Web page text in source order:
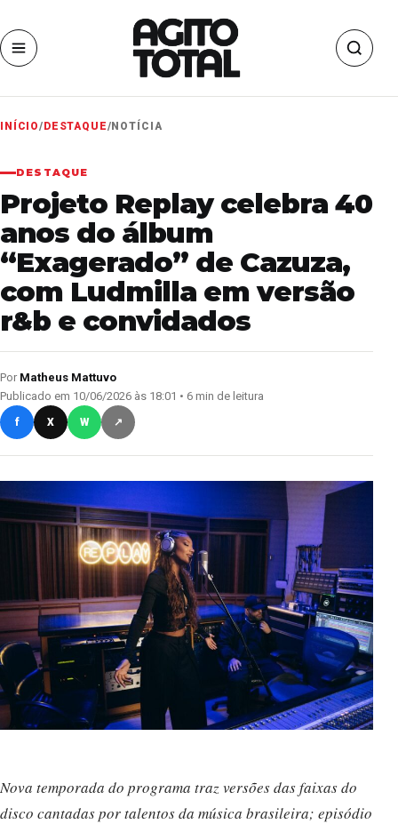
INÍCIO/ DESTAQUE/ NOTÍCIA
DESTAQUE
Projeto Replay celebra 40
anos do álbum
“Exagerado” de Cazuza,
com Ludmilla em versão
r&b e convidados
Por Matheus Mattuvo
Publicado em 10/06/2026 às 18:01 • 6 min de leitura
f X W ↗
Nova temporada do programa traz versões das faixas do
disco cantadas por talentos da música brasileira; episódio